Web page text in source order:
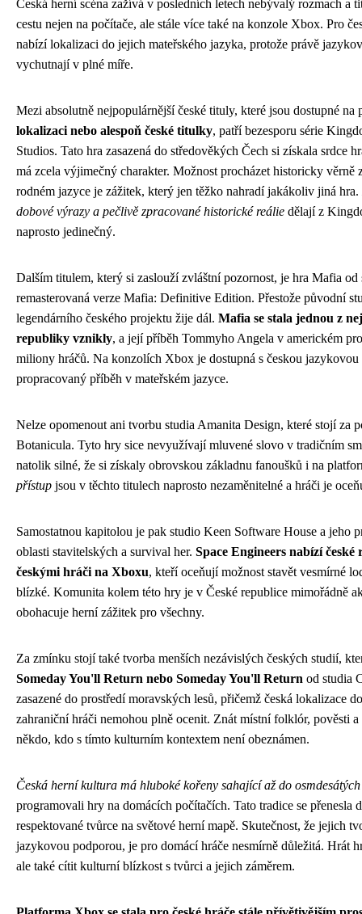
Česká herní scéna zažívá v posledních letech nebývalý rozmach a
cestu nejen na počítače, ale stále více také na konzole Xbox. Pro
nabízí lokalizaci do jejich mateřského jazyka, protože právě
vychutnají v plné míře.
Mezi absolutně nejpopulárnější české tituly, které jsou dostupné
lokalizaci nebo alespoň české titulky, patří bezesporu série
Studios. Tato hra zasazená do středověkých Čech si získala srdce
má zcela výjimečný charakter. Možnost procházet historicky
rodném jazyce je zážitek, který jen těžko nahradí jakákoliv jiná hra.
dobové výrazy a pečlivě zpracované historické reálie dělají z
naprosto jedinečný.
Dalším titulem, který si zaslouží zvláštní pozornost, je hra Mafia
remasterovaná verze Mafia: Definitive Edition. Přestože původní
legendárního českého projektu žije dál. Mafia se stala jednou z
republiky vznikly, a její příběh Tommyho Angela v americkém
miliony hráčů. Na konzolích Xbox je dostupná s českou
propracovaný příběh v mateřském jazyce.
Nelze opomenout ani tvorbu studia Amanita Design, které stojí za
Botanicula. Tyto hry sice nevyužívají mluvené slovo v tradičním
natolik silné, že si získaly obrovskou základnu fanoušků i na
přístup jsou v těchto titulech naprosto nezaměnitelné a hráči je
Samostatnou kapitolou je pak studio Keen Software House a jeho
oblasti stavitelských a survival her. Space Engineers nabízí
českými hráči na Xboxu, kteří oceňují možnost stavět vesmírné
blízké. Komunita kolem této hry je v České republice mimořádně
obohacuje herní zážitek pro všechny.
Za zmínku stojí také tvorba menších nezávislých českých studií,
Someday You'll Return nebo Someday You'll Return od studia
zasazené do prostředí moravských lesů, přičemž česká lokalizace
zahraniční hráči nemohou plně ocenit. Znát místní folklór, pověsti
někdo, kdo s tímto kulturním kontextem není obeznámen.
Česká herní kultura má hluboké kořeny sahající až do
programovali hry na domácích počítačích. Tato tradice se přenesla
respektované tvůrce na světové herní mapě. Skutečnost, že jejich
jazykovou podporou, je pro domácí hráče nesmírně důležitá. Hrát
ale také cítit kulturní blízkost s tvůrci a jejich záměrem.